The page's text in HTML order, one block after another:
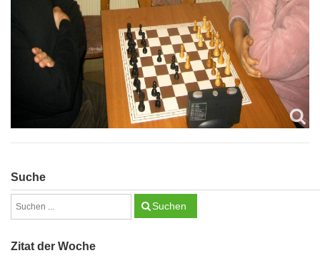
Suche
Suchen
Zitat der Woche